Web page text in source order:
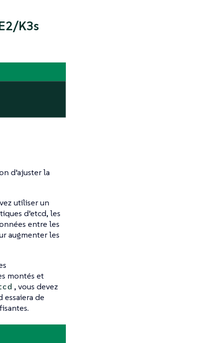
K3s
d’ajuster la
utiliser un
d’etcd, les
entre les
augmenter les
montés et
, vous devez
essaiera de